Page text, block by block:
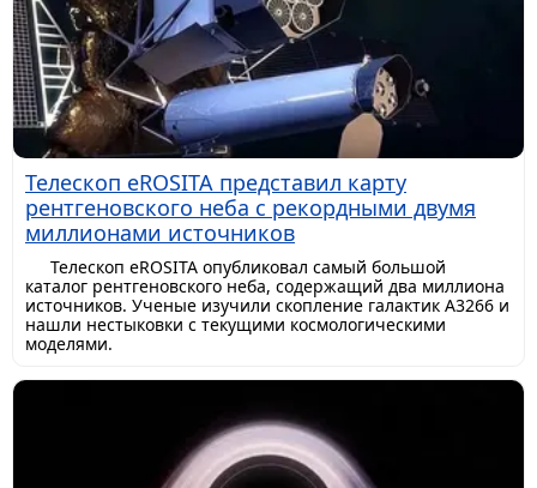
Телескоп eROSITA представил карту
рентгеновского неба с рекордными двумя
миллионами источников
Телескоп eROSITA опубликовал самый большой
каталог рентгеновского неба, содержащий два миллиона
источников. Ученые изучили скопление галактик A3266 и
нашли нестыковки с текущими космологическими
моделями.